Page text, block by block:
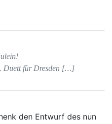
Duett für Dresden […]
den Entwurf des nun